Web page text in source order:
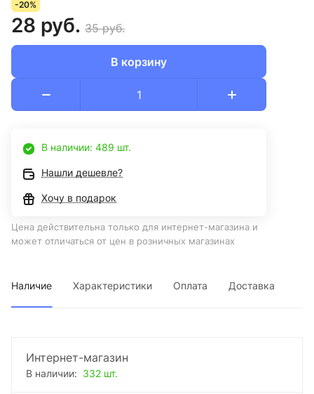
-20%
28 руб. 35 руб.
В корзину
В наличии: 489 шт.
Нашли дешевле?
Хочу в подарок
Цена действительна только для интернет-магазина и
может отличаться от цен в розничных магазинах
Наличие Характеристики Оплата Доставка
Интернет-магазин
В наличии: 332 шт.